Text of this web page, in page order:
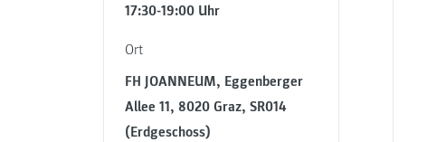
17:30-19:00 Uhr
Ort
FH JOANNEUM, Eggenberger
Allee 11, 8020 Graz, SR014
(Erdgeschoss)